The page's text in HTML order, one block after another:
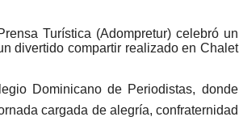
Turística (Adompretur) celebró un
divertido compartir realizado en Chalet
Dominicano de Periodistas, donde
cargada de alegría, confraternidad